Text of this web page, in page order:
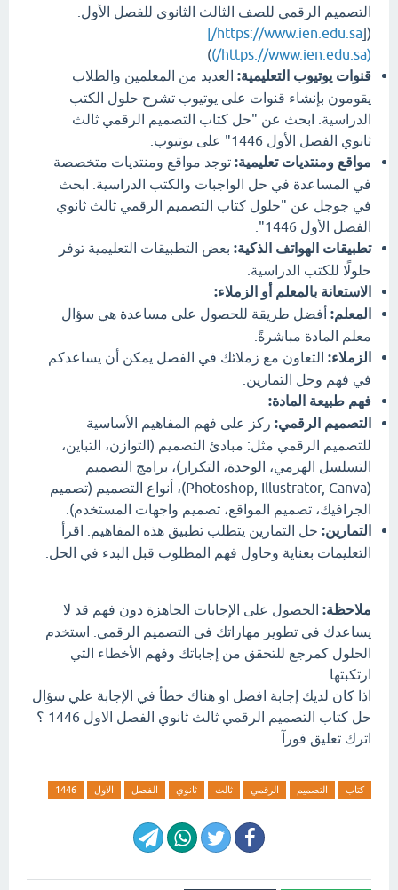
التصميم الرقمي للصف الثالث الثانوي للفصل الأول.
([
https://www.ien.edu.sa/]
(https://www.ien.edu.sa/)
)
قنوات يوتيوب التعليمية: العديد من المعلمين والطلاب
يقومون بإنشاء قنوات على يوتيوب تشرح حلول الكتب
الدراسية. ابحث عن "حل كتاب التصميم الرقمي ثالث
ثانوي الفصل الأول 1446" على يوتيوب.
مواقع ومنتديات تعليمية: توجد مواقع ومنتديات متخصصة
في المساعدة في حل الواجبات والكتب الدراسية. ابحث
في جوجل عن "حلول كتاب التصميم الرقمي ثالث ثانوي
الفصل الأول 1446".
تطبيقات الهواتف الذكية: بعض التطبيقات التعليمية توفر
حلولًا للكتب الدراسية.
الاستعانة بالمعلم أو الزملاء:
المعلم: أفضل طريقة للحصول على مساعدة هي سؤال
معلم المادة مباشرةً.
الزملاء: التعاون مع زملائك في الفصل يمكن أن يساعدكم
في فهم وحل التمارين.
فهم طبيعة المادة:
التصميم الرقمي: ركز على فهم المفاهيم الأساسية
للتصميم الرقمي مثل: مبادئ التصميم (التوازن، التباين،
التسلسل الهرمي، الوحدة، التكرار)، برامج التصميم
(Photoshop, Illustrator, Canva)، أنواع التصميم (تصميم
الجرافيك، تصميم المواقع، تصميم واجهات المستخدم).
التمارين: حل التمارين يتطلب تطبيق هذه المفاهيم. اقرأ
التعليمات بعناية وحاول فهم المطلوب قبل البدء في الحل.
ملاحظة: الحصول على الإجابات الجاهزة دون فهم قد لا
يساعدك في تطوير مهاراتك في التصميم الرقمي. استخدم
الحلول كمرجع للتحقق من إجاباتك وفهم الأخطاء التي
ارتكبتها.
اذا كان لديك إجابة افضل او هناك خطأ في الإجابة علي سؤال
حل كتاب التصميم الرقمي ثالث ثانوي الفصل الاول 1446 ؟
اترك تعليق فورآ.
كتاب التصميم الرقمي ثالث ثانوي الفصل الاول 1446